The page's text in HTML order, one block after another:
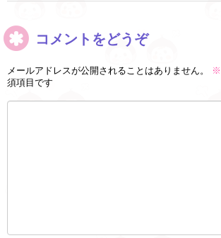
コメントをどうぞ
メールアドレスが公開されることはありません。 ※
須項目です